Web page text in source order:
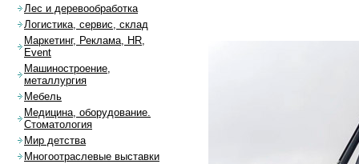
Лес и деревообработка
Логистика, сервис, склад
Маркетинг, Реклама, HR,
Event
Машиностроение,
металлургия
Мебель
Медицина, оборудование.
Стоматология
Мир детства
Многоотраслевые выставки